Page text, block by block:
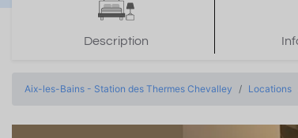
Description
Aix-les-Bains - Station des Thermes Chevalley Locations